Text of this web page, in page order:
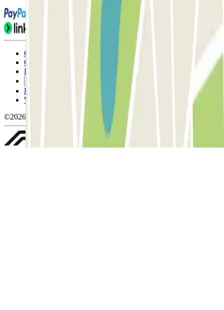
Condicions d'ús i contratació
Condicions de cancel-lació
Política de cookies
Gestiona les galetes
Política de privacitat
Whistleblowing
©2026 Parclick. All rights reserved